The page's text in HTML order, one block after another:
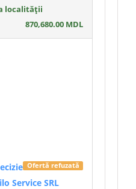
localității
870,680.00 MDL
Ofertă refuzată
Service SRL